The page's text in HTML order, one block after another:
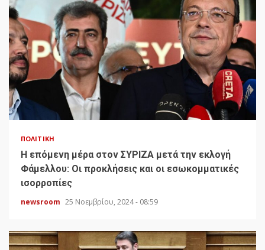
ΠΟΛΙΤΙΚΉ
H επόμενη μέρα στον ΣΥΡΙΖΑ μετά την εκλογή
Φάμελλου: Οι προκλήσεις και οι εσωκομματικές
ισορροπίες
newsroom 25 Νοεμβρίου, 2024 - 08:59